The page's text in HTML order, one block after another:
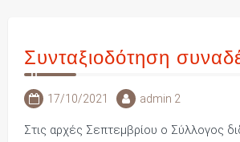
Συνταξιοδότηση
17/10/2021 admin 2
Στις αρχές Σεπτεμβρίου ο Σύλλογος